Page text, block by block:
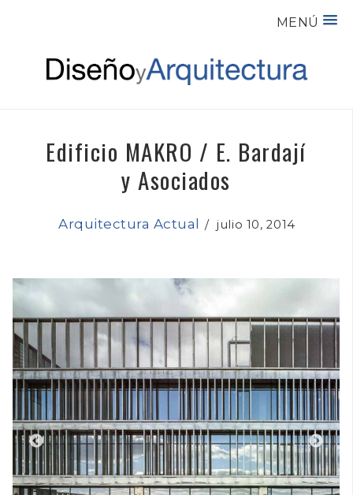
MENÚ
Edificio MAKRO / E. Bardají
y Asociados
Arquitectura Actual /julio 10, 2014